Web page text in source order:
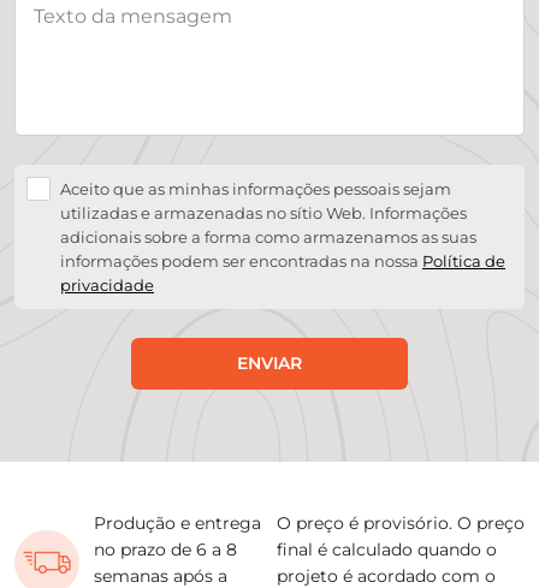
Aceito que as minhas informações pessoais sejam
utilizadas e armazenadas no sítio Web. Informações
adicionais sobre a forma como armazenamos as suas
informações podem ser encontradas na nossa Política de
privacidade
ENVIAR
Produção e entrega
no prazo de 6 a 8
semanas após a
O preço é provisório. O preço
final é calculado quando o
projeto é acordado com o